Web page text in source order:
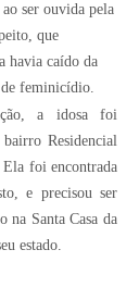
ser ouvida pela
que
havia caído da
feminicídio.
a idosa foi
Residencial
foi encontrada
e precisou ser
na Santa Casa da
estado.